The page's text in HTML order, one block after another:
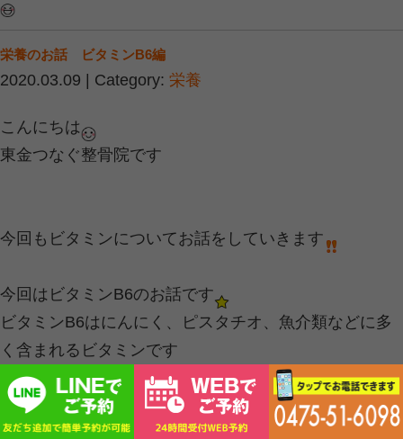
人間は一生のうちに作られる体内酵
す。
２０代から徐々に体内で酵素を生成
４０代をきっかけに急激に減少して
７０代になるとなんと２０代の４分
しまうのです。
個人差がありますが生まれたての赤